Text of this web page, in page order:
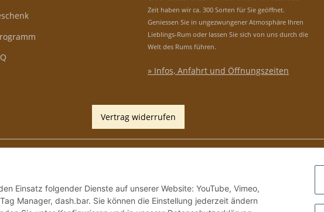
Zeit haben wir ca. 300 Sorten für Sie geöffnet.
Geniessen Sie in ungezwungener Atmosphäre Ihren
Lieblings-Rum oder lassen Sie sich von uns durch die
Welt des Rums führen.
» Infos, Anfahrt und Öffnungszeiten
Vertrag widerrufen
Einsatz folgender Dienste auf unserer Website: YouTube, Vimeo,
Manager, dash.bar. Sie können die Einstellung jederzeit ändern